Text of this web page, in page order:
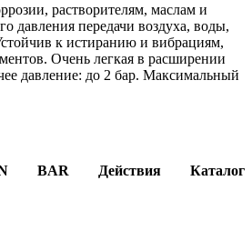
растворителям, маслам и
давления передачи воздуха, воды,
к истиранию и вибрациям,
Очень легкая в расширении
давление: до 2 бар. Максимальный
BAR Действия Каталог